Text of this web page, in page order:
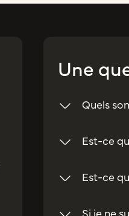
Une
Quels
Est-ce
Est-ce
Si je ne